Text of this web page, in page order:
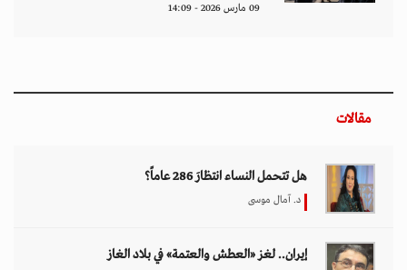
09 مارس 2026 - 14:09
مقالات
هل تتحمل النساء انتظارَ 286 عاماً؟
د. آمال موسى
إيران.. لغز «العطش والعتمة» في بلاد الغاز